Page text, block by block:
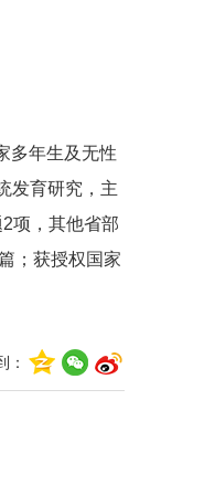
多年生及无性
发育研究，主
项，其他省部
；获授权国家
：